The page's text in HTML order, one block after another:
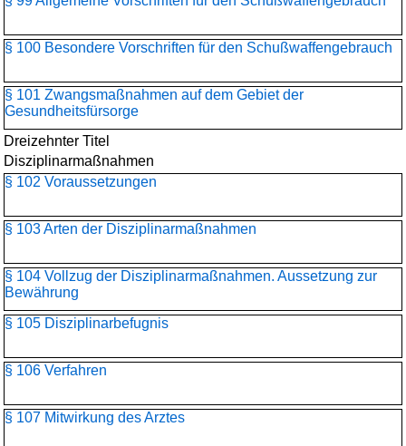
§ 100 Besondere Vorschriften für den Schußwaffengebrauch
§ 101 Zwangsmaßnahmen auf dem Gebiet der
Gesundheitsfürsorge
Dreizehnter Titel
Disziplinarmaßnahmen
§ 102 Voraussetzungen
§ 103 Arten der Disziplinarmaßnahmen
§ 104 Vollzug der Disziplinarmaßnahmen. Aussetzung zur
Bewährung
§ 105 Disziplinarbefugnis
§ 106 Verfahren
§ 107 Mitwirkung des Arztes